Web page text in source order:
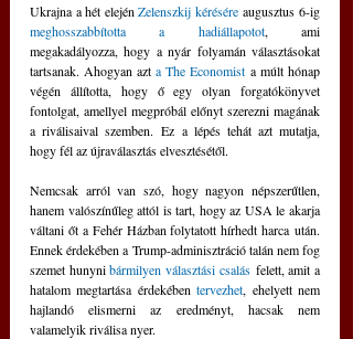
Ukrajna a hét elején Zelenszkij kérésére
meghosszabbította a hadiállapotot, ami
megakadályozza, hogy a nyár folyamán választásokat
tartsanak. Ahogyan azt a The Economist a múlt hónap
végén állította, hogy ő egy olyan forgatókönyvet
fontolgat, amellyel megpróbál előnyt szerezni magának
a riválisaival szemben. Ez a lépés tehát azt mutatja,
hogy fél az újraválasztás elvesztésétől.
Nemcsak arról van szó, hogy nagyon népszerűtlen,
hanem valószínűleg attól is tart, hogy az USA le akarja
váltani őt a Fehér Házban folytatott hírhedt harca után.
Ennek érdekében a Trump-adminisztráció talán nem fog
szemet hunyni bármilyen választási csalás felett, amit a
hatalom megtartása érdekében tervezhet, ehelyett nem
hajlandó elismerni az eredményt, hacsak nem
valamelyik riválisa nyer.